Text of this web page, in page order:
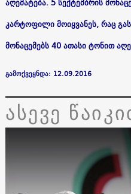
კარტოფილი მოიყვანეს, რაც
მონაცემებს 40 ათასი ტონით
გამოქვეყნდა: 12.09.2016
ასევე